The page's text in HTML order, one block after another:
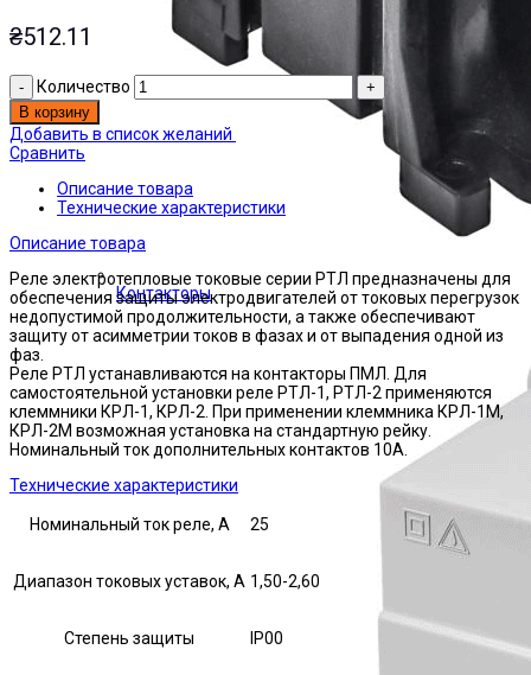
Контакторы
₴512.11
Количество
В корзину
Добавить в список желаний
Сравнить
Описание товара
Технические характеристики
Описание товара
Реле электротепловые токовые серии РТЛ предназначены для
обеспечения защиты электродвигателей от токовых перегрузок
недопустимой продолжительности, а также обеспечивают
защиту от асимметрии токов в фазах и от выпадения одной из
фаз.
Реле РТЛ устанавливаются на контакторы ПМЛ. Для
самостоятельной установки реле РТЛ-1, РТЛ-2 применяются
клеммники КРЛ-1, КРЛ-2. При применении клеммника КРЛ-1М,
КРЛ-2М возможная установка на стандартную рейку.
Номинальный ток дополнительных контактов 10А.
Технические характеристики
Номинальный ток реле, А 25
Диапазон токовых уставок, А 1,50-2,60
Степень защиты IP00